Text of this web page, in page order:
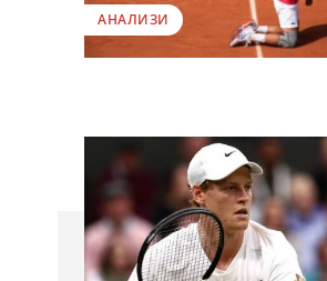
АНАЛИЗИ